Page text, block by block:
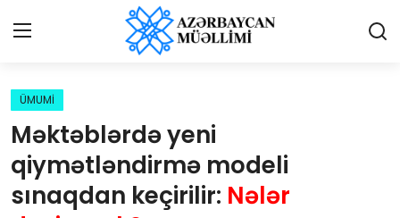
Qəzetə elan ver
Əlaqə
ÜMUMİ
Məktəblərdə yeni
qiymətləndirmə modeli
sınaqdan keçirilir: Nələr